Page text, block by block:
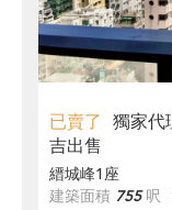
已賣了 獨家代
吉出售
縉城峰1座
建築面積 755呎